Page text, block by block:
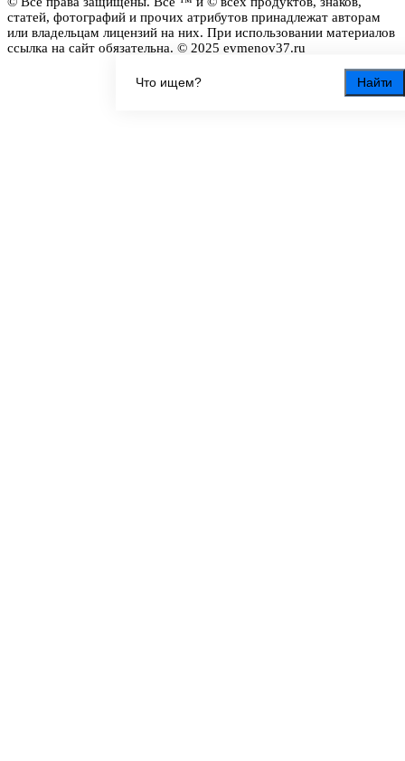
Найти
статей, фотографий и прочих атрибутов принадлежат авторам
или владельцам лицензий на них. При использовании материалов
ссылка на сайт обязательна. © 2025 evmenov37.ru